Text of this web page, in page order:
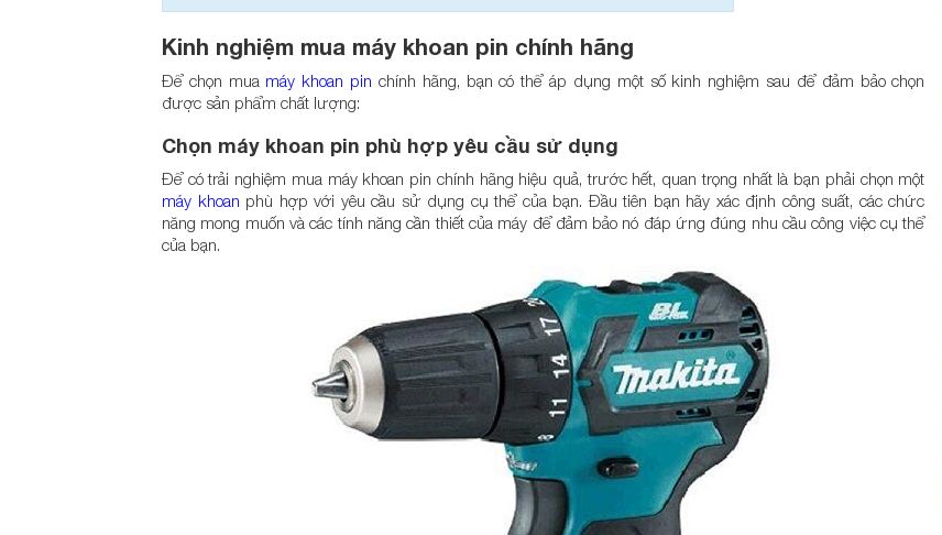
Kinh nghiệm mua máy khoan pin chính hãng
Để chọn mua máy khoan pin chính hãng, bạn có thể áp dụng một số kinh nghiệm sau để đảm bảo chọn
được sản phẩm chất lượng:
Chọn máy khoan pin phù hợp yêu cầu sử dụng
Để có trải nghiệm mua máy khoan pin chính hãng hiệu quả, trước hết, quan trọng nhất là bạn phải chọn một
máy khoan phù hợp với yêu cầu sử dụng cụ thể của bạn. Đầu tiên bạn hãy xác định công suất, các chức
năng mong muốn và các tính năng cần thiết của máy để đảm bảo nó đáp ứng đúng nhu cầu công việc cụ thể
của bạn.